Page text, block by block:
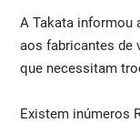
A Takata informou
aos fabricantes de
que necessitam
Existem inúmeros